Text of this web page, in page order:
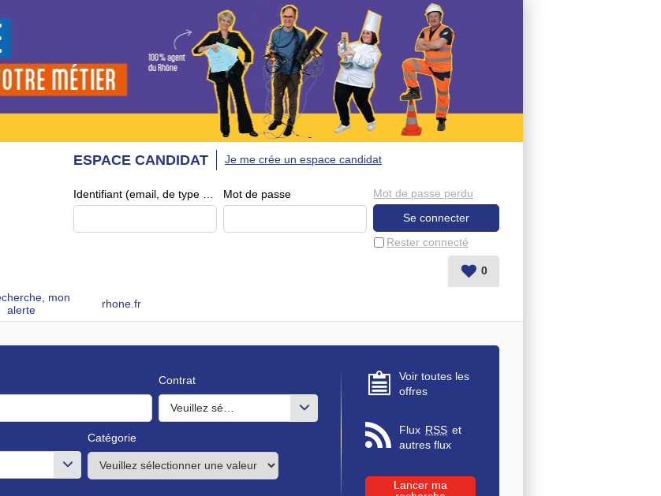
ESPACE CANDIDAT
Mot de passe
Rester connecté
Mot de passe perdu
Je me crée un espace candidat
0
mon
alerte
rhone.fr
Contrat
Veuillez sélectionner une ou des valeurs
Catégorie
Voir toutes les
offres
Flux RSS et
autres flux